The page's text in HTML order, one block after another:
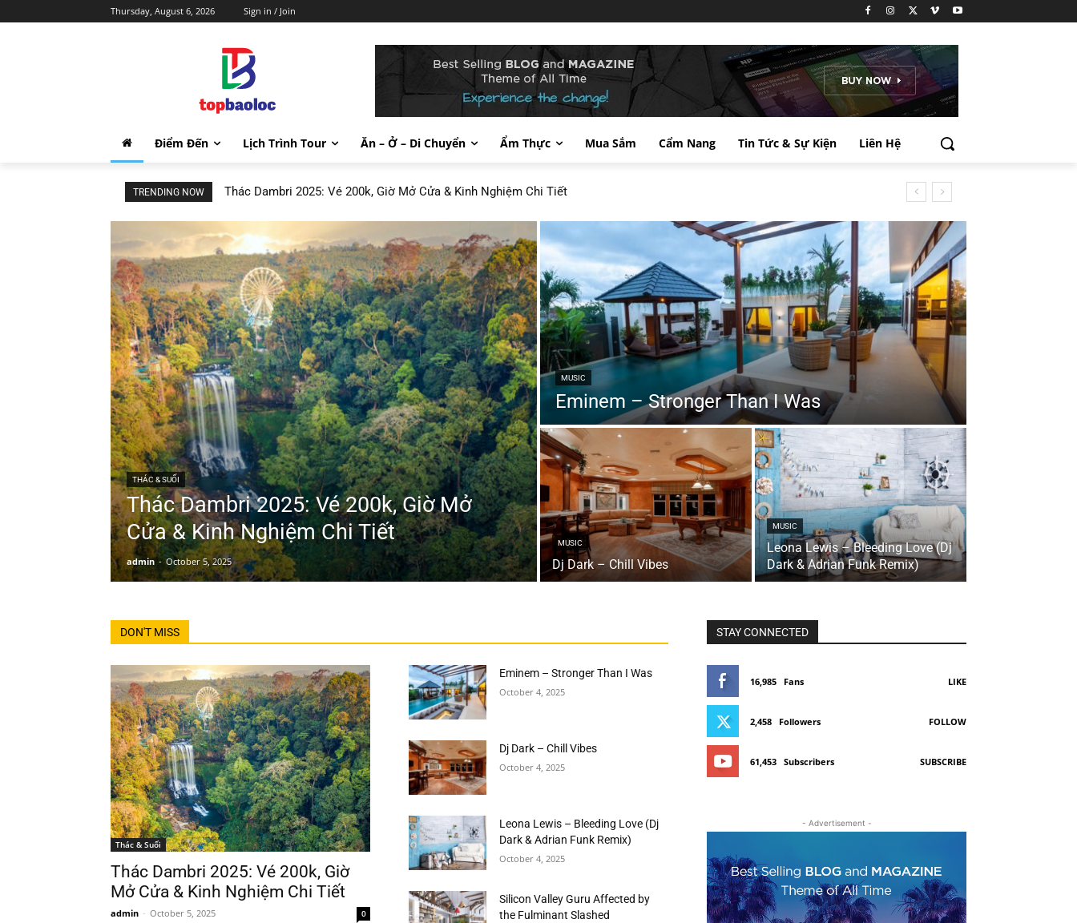
Thursday, August 6, 2026 Sign in / Join
Điểm Đến Lịch Trình Tour Ăn – Ở – Di Chuyển Ẩm Thực Mua Sắm Cẩm Nang Tin Tức & Sự Kiện Liên Hệ
TRENDING NOW Thác Dambri 2025: Vé 200k, Giờ Mở Cửa & Kinh Nghiệm Chi Tiết
THÁC & SUỐI
Thác Dambri 2025: Vé 200k, Giờ Mở
Cửa & Kinh Nghiệm Chi Tiết
admin - October 5, 2025
MUSIC
Eminem – Stronger Than I Was
MUSIC
Dj Dark – Chill Vibes
MUSIC
Leona Lewis – Bleeding Love (Dj
Dark & Adrian Funk Remix)
DON'T MISS
Thác & Suối
Thác Dambri 2025: Vé 200k, Giờ
Mở Cửa & Kinh Nghiệm Chi Tiết
admin - October 5, 2025 0
Eminem – Stronger Than I Was
October 4, 2025
Dj Dark – Chill Vibes
October 4, 2025
Leona Lewis – Bleeding Love (Dj
Dark & Adrian Funk Remix)
October 4, 2025
Silicon Valley Guru Affected by
the Fulminant Slashed
STAY CONNECTED
16,985 Fans LIKE
2,458 Followers FOLLOW
61,453 Subscribers SUBSCRIBE
- Advertisement -